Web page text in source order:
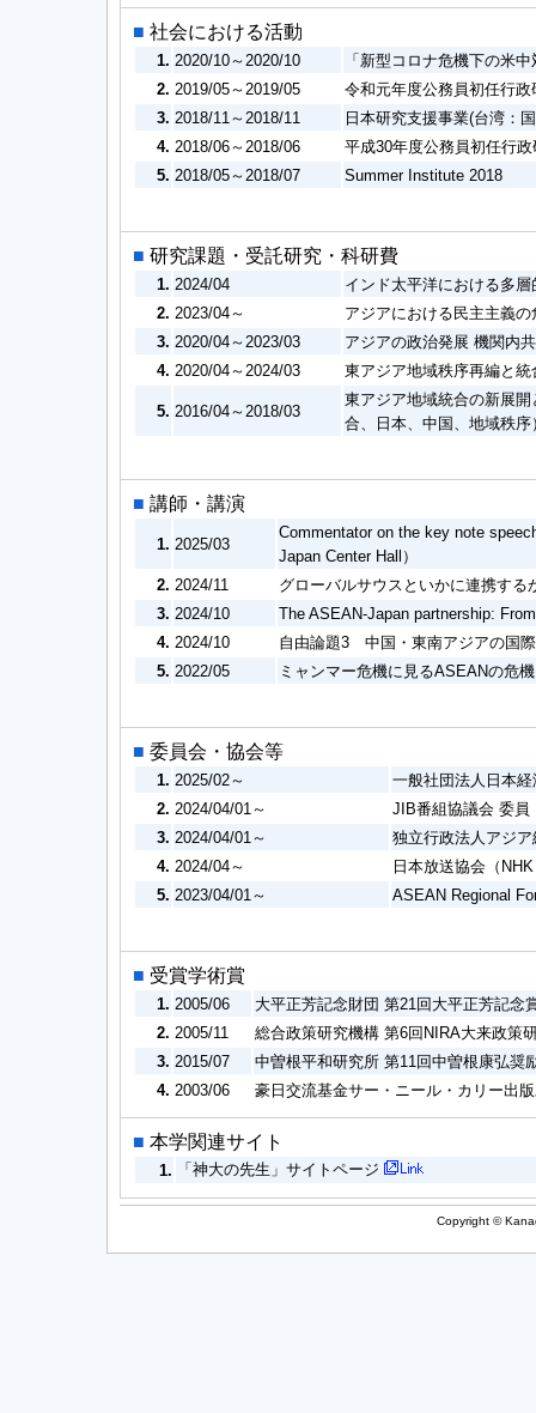
■ 社会における活動
1. 2020/10～2020/10
「新型コロナ危機下の米
2. 2019/05～2019/05
令和元年度公務員初任行
3. 2018/11～2018/11
日本研究支援事業(台湾：
4. 2018/06～2018/06
平成30年度公務員初任行
5. 2018/05～2018/07 Summer Institute 2018
■ 研究課題・受託研究・科研費
1. 2024/04
インド太平洋における多
2. 2023/04～
アジアにおける民主主義
3. 2020/04～2023/03
アジアの政治発展 機関内
4. 2020/04～2024/03 東アジア地域秩序再編と
5. 2016/04～2018/03
東アジア地域統合の新展
合、日本、中国、地域秩序
■ 講師・講演
1. 2025/03
Commentator on the key note
Japan Center Hall）
2. 2024/11
グローバルサウスといかに連携す
3. 2024/10
The ASEAN-Japan partnership:
4. 2024/10
自由論題3 中国・東南アジアの国
5. 2022/05 ミャンマー危機に見るASEANの危
■ 委員会・協会等
1. 2025/02～
一般社団法人日本
2. 2024/04/01～
JIB番組協議会 委員
3. 2024/04/01～
独立行政法人アジ
4. 2024/04～
日本放送協会（
5. 2023/04/01～ ASEAN Regional
■ 受賞学術賞
1. 2005/06
大平正芳記念財団 第21回大平正芳記念
2. 2005/11
総合政策研究機構 第6回NIRA大来政策
3. 2015/07
中曽根平和研究所 第11回中曽根康弘奨
4. 2003/06 豪日交流基金サー・ニール・カリー出
■ 本学関連サイト
1. 「神大の先生」サイトページ
Copyright ©